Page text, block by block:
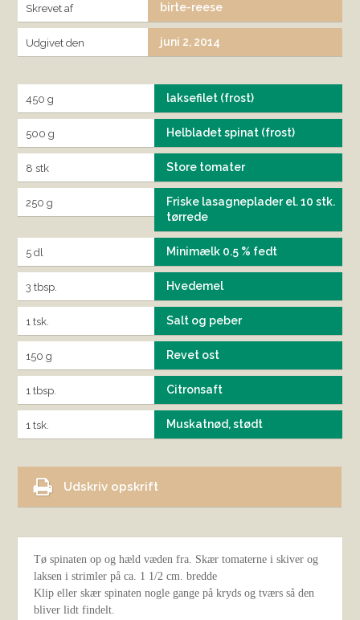
Skrevet af birte-reese
Udgivet den juni 2, 2014
450 g laksefilet (frost)
500 g Helbladet spinat (frost)
8 stk Store tomater
250 g
Friske lasagneplader el. 10 stk.
tørrede
5 dl Minimælk 0.5 % fedt
3 tbsp. Hvedemel
1 tsk. Salt og peber
150 g Revet ost
1 tbsp. Citronsaft
1 tsk. Muskatnød, stødt
Udskriv opskrift
Tø spinaten op og hæld væden fra. Skær tomaterne i skiver og
laksen i strimler på ca. 1 1/2 cm. bredde
Klip eller skær spinaten nogle gange på kryds og tværs så den
bliver lidt findelt.